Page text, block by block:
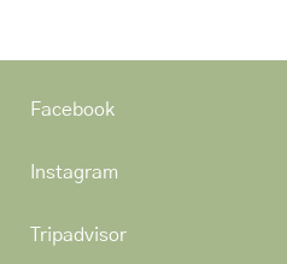
Facebook
Instagram
Tripadvisor